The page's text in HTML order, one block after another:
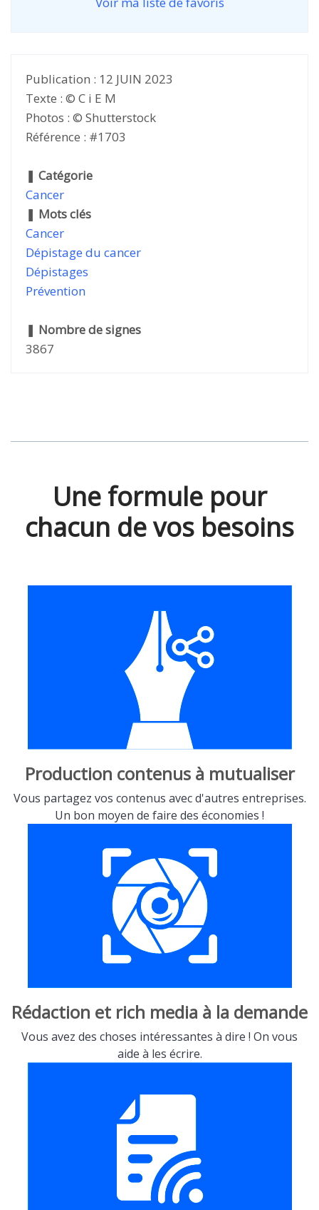
Publication : 12 JUIN 2023
Texte : © C i E M
Photos : © Shutterstock
Référence : #1703
❚ Catégorie
Cancer
❚ Mots clés
Cancer
Dépistage du cancer
Dépistages
Prévention
❚ Nombre de signes
3867
Une formule pour
chacun de vos besoins
Production contenus à mutualiser
Vous partagez vos contenus avec d'autres entreprises.
Un bon moyen de faire des économies !
Rédaction et rich media à la demande
Vous avez des choses intéressantes à dire ! On vous
aide à les écrire.